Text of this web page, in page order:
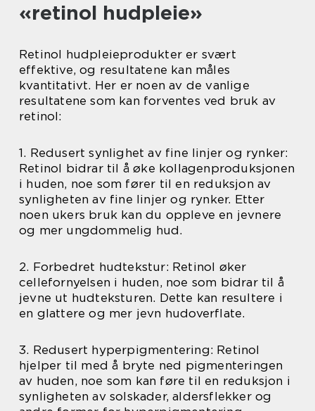
«retinol hudpleie»
Retinol hudpleieprodukter er svært
effektive, og resultatene kan måles
kvantitativt. Her er noen av de vanlige
resultatene som kan forventes ved bruk av
retinol:
1. Redusert synlighet av fine linjer og rynker:
Retinol bidrar til å øke kollagenproduksjonen
i huden, noe som fører til en reduksjon av
synligheten av fine linjer og rynker. Etter
noen ukers bruk kan du oppleve en jevnere
og mer ungdommelig hud.
2. Forbedret hudtekstur: Retinol øker
cellefornyelsen i huden, noe som bidrar til å
jevne ut hudteksturen. Dette kan resultere i
en glattere og mer jevn hudoverflate.
3. Redusert hyperpigmentering: Retinol
hjelper til med å bryte ned pigmenteringen
av huden, noe som kan føre til en reduksjon i
synligheten av solskader, aldersflekker og